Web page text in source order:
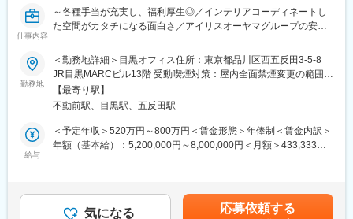
■就業環境
期休暇（GWに10日間など）、有給取得平均12日とお休みもしっ
かり取得しています。
・平均勤続年数18.9年、福利厚生が充実しています。
・勤怠管理：パソコンのログと勤務通知システムが連動。サービ
ス残業は一切なく、PC強制終了ソフトを導入しています。
・残業削減：「竹中新生産システム」と称し、働き方改革に向け
た各種取組を行っています。4Dシミュレーションを活用した施工
■転勤発生時のフォロー制度
仕事内容
～各種手当が充実し、福利厚生◎／インテリアコーディネートし
た空間がカタチになる面白さ／アイリスオーヤマグループの安定
■業務概要：
オフィス・学校・福祉施設・公共施設向け家具の総合メーカーに
おいて、空間デザイン（内装工事含む）をご担当いただきます。
■業務詳細：
次世代のオフィスデザイン・設計・提案を行っていただきます。
・空間提案に際する提案資料の作成
・プラン確定後は、空間の実施設計
勤務地
＜勤務地詳細＞目黒オフィス住所：東京都品川区西五反田3-5-8
JR目黒MARCビル13階 受動喫煙対策：屋内全面禁煙変更の範囲：
会社の定める事業所
【最寄り駅】
不動前駅、目黒駅、五反田駅
給与
＜予定年収＞520万円～800万円＜賃金形態＞年俸制＜賃金内訳＞
年額（基本給）：5,200,000円～8,000,000円＜月額＞433,333円
プを実施しています。賃金はあくまでも目安の金額であり、選考
を通じて上下する可能性があります。月給(月額)は固定手当を含め
気になる 応募依頼する